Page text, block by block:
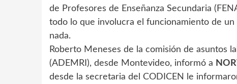
de Profesores de Enseñanza Secundaria
todo lo que involucra el funcionamiento de
nada.
Roberto Meneses de la comisión de asuntos
(ADEMRI), desde Montevideo, informó a
desde la secretaria del CODICEN le